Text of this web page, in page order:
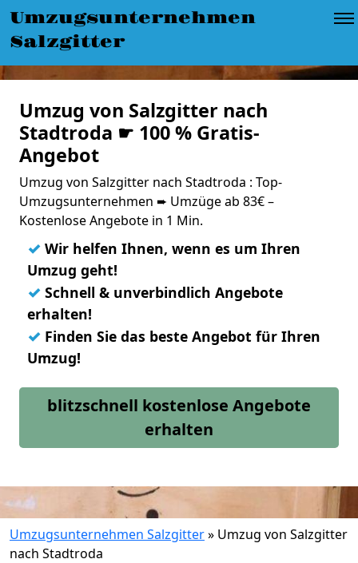
Umzugsunternehmen
Salzgitter
Umzug von Salzgitter nach
Stadtroda ☛ 100 % Gratis-
Angebot
Umzug von Salzgitter nach Stadtroda : Top-
Umzugsunternehmen ➨ Umzüge ab 83€ –
Kostenlose Angebote in 1 Min.
✓ Wir helfen Ihnen, wenn es um Ihren
Umzug geht!
✓ Schnell & unverbindlich Angebote
erhalten!
✓ Finden Sie das beste Angebot für Ihren
Umzug!
blitzschnell kostenlose Angebote
erhalten
Umzugsunternehmen Salzgitter» Umzug von Salzgitter
nach Stadtroda